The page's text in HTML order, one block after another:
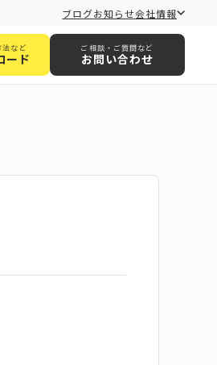
ブログお知らせ会社情報
など
ード
ご相談・ご質問など
お問い合わせ